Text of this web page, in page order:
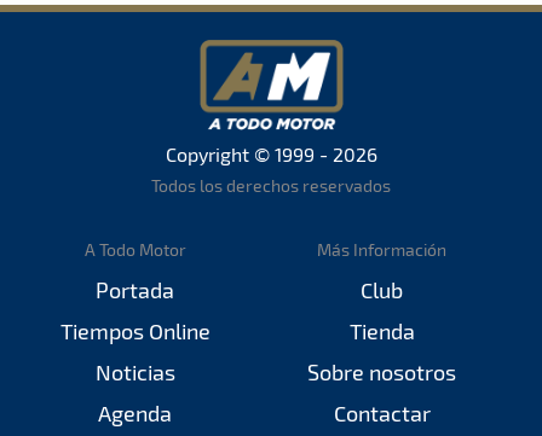
Copyright © 1999 - 2026
Todos los derechos reservados
A Todo Motor
Portada
Tiempos Online
Noticias
Agenda
Más Información
Club
Tienda
Sobre nosotros
Contactar